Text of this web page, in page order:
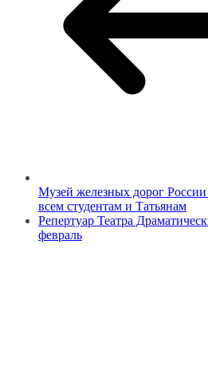
Музей железных дорог
всем студентам и Татьянам
Репертуар Театра
февраль